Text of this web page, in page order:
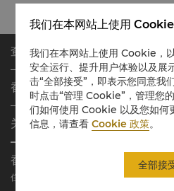
查找或预订
我们的目的地
查找预订
会议与宴会
餐厅与酒吧
香格里拉会
会员计划概述
加入香格里拉会
常见问题
联络我们
关于香格里拉集团
我们的酒店品牌
香格里拉中心
职业发展
企业社会责任
香格里拉会应用程序
住宿、餐饮、购物 随想随享
我们在本网站上使用 Cookie
我们在本网站上使用 Cookie，
安全运行、提升用户体验以及展
击“全部接受”，即表示您同意
时点击“管理 Cookie”，管理您
们如何使用 Cookie 以及您如何
信息，请查看Cookie 政策。
全部接